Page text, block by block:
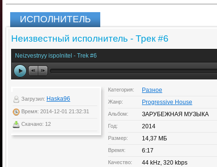
ИСПОЛНИТЕЛЬ
Неизвестный исполнитель - Трек #6
Neizvestnyy ispolnitel - Trek #6
Загрузил: Haska96
Время: 2014-12-01 21:32:31
Скачано: 12
Категория: Разное
Жанр: Progressive House
Альбом: ЗАРУБЕЖНАЯ МУЗЫКА
Год: 2014
Размер: 14,37 МБ
Время: 6:17
Качество: 44 kHz, 320 kbps